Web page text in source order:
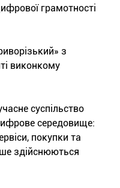
грамотності
з
виконкому
суспільство
середовище:
покупки та
здійснюються